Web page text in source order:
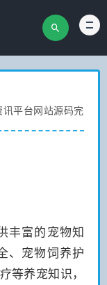
平台网站源码完
丰富的宠物知
、宠物饲养护
等养宠知识，